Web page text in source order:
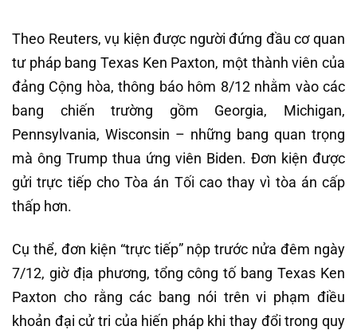
Theo Reuters, vụ kiện được người đứng đầu cơ quan
tư pháp bang Texas Ken Paxton, một thành viên của
đảng Cộng hòa, thông báo hôm 8/12 nhằm vào các
bang chiến trường gồm Georgia, Michigan,
Pennsylvania, Wisconsin – những bang quan trọng
mà ông Trump thua ứng viên Biden. Đơn kiện được
gửi trực tiếp cho Tòa án Tối cao thay vì tòa án cấp
thấp hơn.
Cụ thể, đơn kiện “trực tiếp” nộp trước nửa đêm ngày
7/12, giờ địa phương, tổng công tố bang Texas Ken
Paxton cho rằng các bang nói trên vi phạm điều
khoản đại cử tri của hiến pháp khi thay đổi trong quy